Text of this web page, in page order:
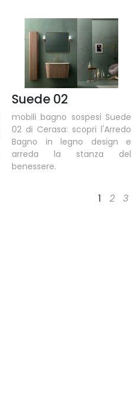
Suede 02
mobili bagno sospesi Suede
02 di Cerasa: scopri l'Arredo
Bagno in legno design e
arreda la stanza del
benessere.
1 2 3